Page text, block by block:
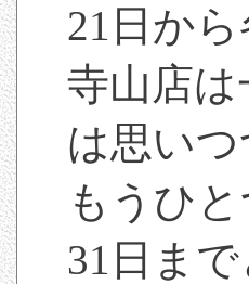
21日か
寺山店
は思いつ
もうひ
31日まで